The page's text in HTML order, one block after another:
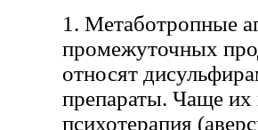
1. Метаботропные
промежуточных
относят
препараты. Чаще их
психотерапия